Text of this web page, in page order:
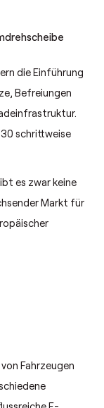
die Einführung
Befreiungen
schrittweise
es zwar keine
Markt für
Fahrzeugen